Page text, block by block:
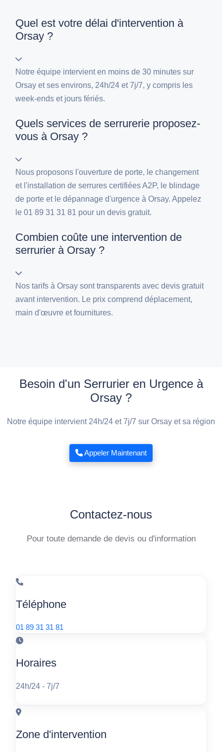
Quel est votre délai d'intervention à
Orsay ?
Notre équipe intervient en moins de 30 minutes sur
Orsay et ses environs, 24h/24 et 7j/7, y compris les
week-ends et jours fériés.
Quels services de serrurerie proposez-
vous à Orsay ?
Nous proposons l'ouverture de porte, le changement
et l'installation de serrures certifiées A2P, le blindage
de porte et le dépannage d'urgence à Orsay. Appelez
le 01 89 31 31 81 pour un devis gratuit.
Combien coûte une intervention de
serrurier à Orsay ?
Nos tarifs à Orsay sont transparents avec devis gratuit
avant intervention. Le prix comprend déplacement,
main d'œuvre et fournitures.
Besoin d'un Serrurier en Urgence à
Orsay ?
Notre équipe intervient 24h/24 et 7j/7 sur Orsay et sa région
Appeler Maintenant
Contactez-nous
Pour toute demande de devis ou d'information
Téléphone
01 89 31 31 81
Horaires
24h/24 - 7j/7
Zone d'intervention